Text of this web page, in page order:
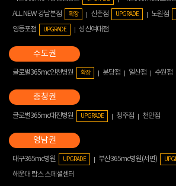
ALL NEW 강남본점 확장 신촌점 UPGRADE 노원점
영등포점
UPGRADE 성신여대점
글로벌365mc인천병원 확장 분당점 일산점 수원점
글로벌365mc대전병원 UPGRADE 청주점 천안점
대구365mc병원 UPGRADE 부산365mc병원(서면)
해운대 람스 스페셜센터